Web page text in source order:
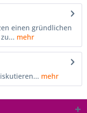
einen gründlichen
mehr
mehr